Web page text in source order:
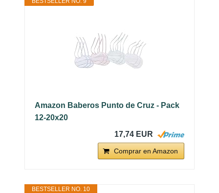
Amazon Baberos Punto de Cruz - Pack
12-20x20
17,74 EUR
Comprar en Amazon
BESTSELLER NO. 10